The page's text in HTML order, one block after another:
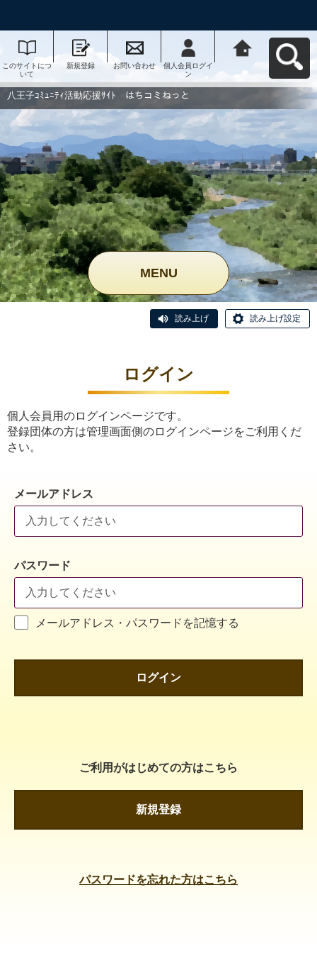
このサイトにつ
いて
新規登録 お問い合わせ
個人会員ログイ
ン
動応援ｻｲﾄ はち
コミねっとへ戻
八王子ｺﾐｭﾆﾃｨ活動応援ｻｲﾄ はちコミねっと
MENU
読み上げ 読み上げ設定
ログイン
個人会員用のログインページです。
登録団体の方は管理画面側のログインページをご利用くだ
さい。
メールアドレス
パスワード
メールアドレス・パスワードを記憶する
ログイン
ご利用がはじめての方はこちら
新規登録
パスワードを忘れた方はこちら